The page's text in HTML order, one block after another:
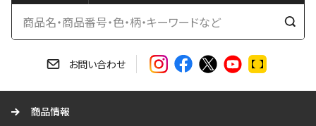
検
お問い合わせ
商品情報